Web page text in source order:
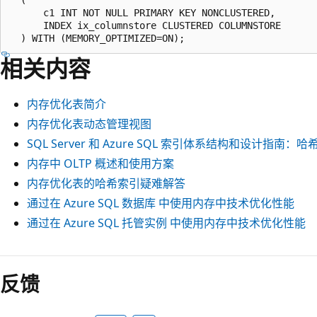
      c1 INT NOT NULL PRIMARY KEY NONCLUSTERED,
      INDEX ix_columnstore CLUSTERED COLUMNSTORE
相关内容
内存优化表简介
内存优化表动态管理视图
SQL Server 和 Azure SQL 索引体系结构和设计指南：哈
内存中 OLTP 概述和使用方案
内存优化表的哈希索引疑难解答
通过在 Azure SQL 数据库 中使用内存中技术优化性能
通过在 Azure SQL 托管实例 中使用内存中技术优化性能
反馈